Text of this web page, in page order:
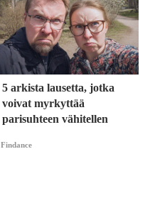
5 arkista lausetta, jotka
voivat myrkyttää
parisuhteen vähitellen
Findance